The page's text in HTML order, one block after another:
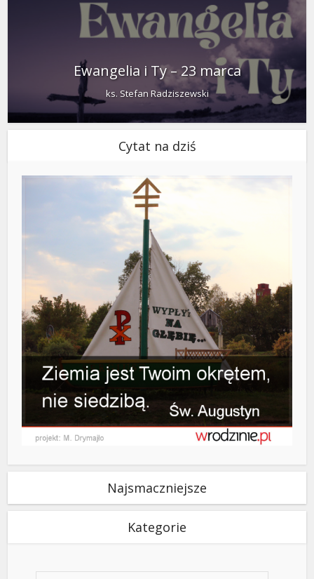
Ewangelia i Ty – 23 marca
ks. Stefan Radziszewski
Cytat na dziś
Najsmaczniejsze
Kategorie